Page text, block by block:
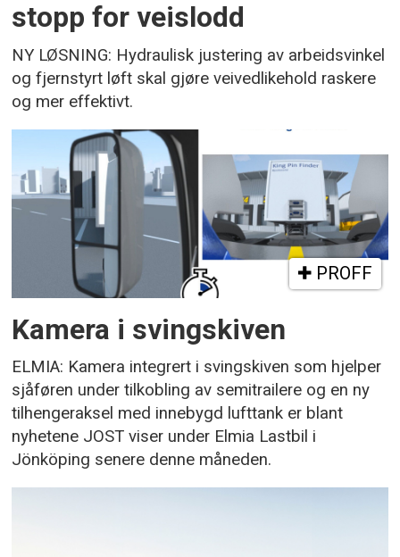
stopp for veislodd
NY LØSNING: Hydraulisk justering av arbeidsvinkel
og fjernstyrt løft skal gjøre veivedlikehold raskere
og mer effektivt.
PROFF
Kamera i svingskiven
ELMIA: Kamera integrert i svingskiven som hjelper
sjåføren under tilkobling av semitrailere og en ny
tilhengeraksel med innebygd lufttank er blant
nyhetene JOST viser under Elmia Lastbil i
Jönköping senere denne måneden.